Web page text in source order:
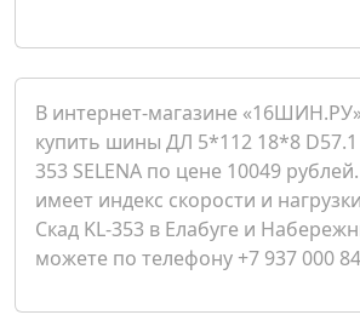
В интернет-магазине
купить шины ДЛ 5*112 18*8 D57.1
353 SELENA по цене 10049
имеет индекс скорости и
Скад KL-353 в Елабуге и
можете по телефону +7 937 000